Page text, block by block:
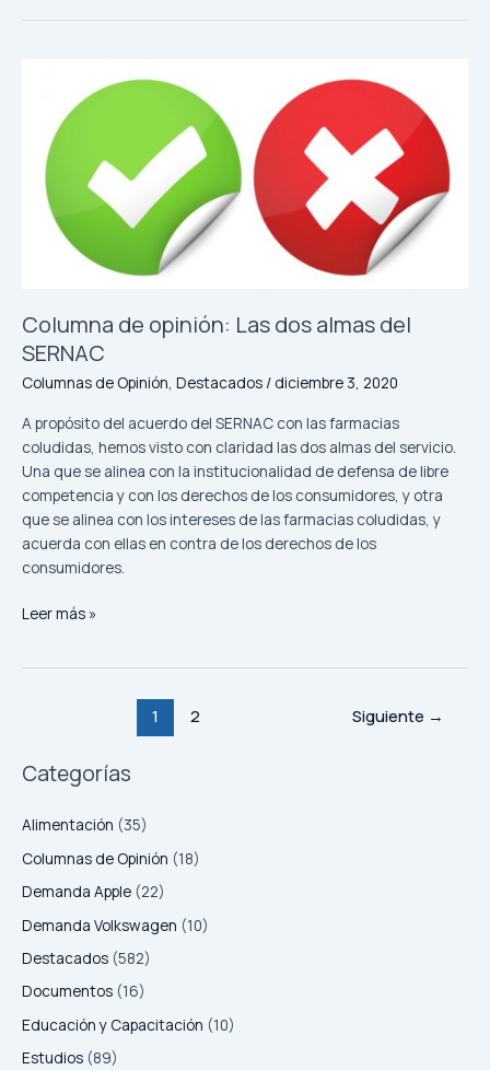
Categorías
Alimentación (35)
Columnas de Opinión (18)
Demanda Apple (22)
Demanda Volkswagen (10)
Destacados (582)
Documentos (16)
Educación y Capacitación (10)
Estudios (89)
Columna de opinión: Las dos almas del
SERNAC
Columnas de Opinión, Destacados / diciembre 3, 2020
A propósito del acuerdo del SERNAC con las farmacias
coludidas, hemos visto con claridad las dos almas del servicio.
Una que se alinea con la institucionalidad de defensa de libre
competencia y con los derechos de los consumidores, y otra
que se alinea con los intereses de las farmacias coludidas, y
acuerda con ellas en contra de los derechos de los
consumidores.
opinión:
dos
almas
SERNAC
Leer más »
1 2 Siguiente →